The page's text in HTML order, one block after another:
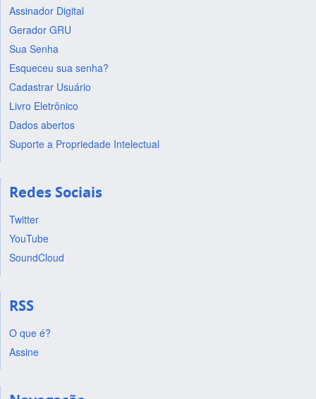
Assinador Digital
Gerador GRU
Sua Senha
Esqueceu sua senha?
Cadastrar Usuário
Livro Eletrônico
Dados abertos
Suporte a Propriedade Intelectual
Redes Sociais
Twitter
YouTube
SoundCloud
RSS
O que é?
Assine